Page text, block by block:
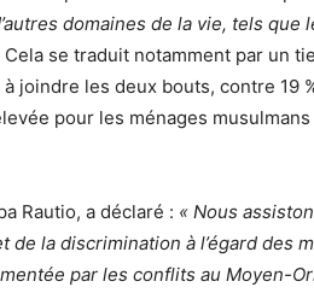
domaines de la vie, tels que
se traduit notamment par un
joindre les deux bouts, contre 19
pour les ménages
Rautio, a déclaré : « Nous
de la discrimination à l’égard des
par les conflits au Moyen-